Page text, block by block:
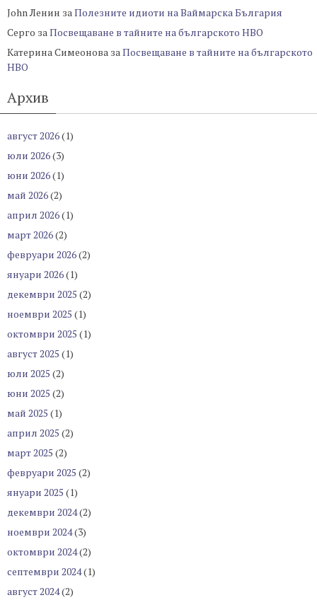
John Ленин за Полезните идиоти на Ваймарска България
Серго за Посвещаване в тайните на българското НВО
Катерина Симеонова за Посвещаване в тайните на българското
НВО
Архив
август 2026(1)
юли 2026(3)
юни 2026(1)
май 2026(2)
април 2026(1)
март 2026(2)
февруари 2026(2)
януари 2026(1)
декември 2025 (2)
ноември 2025 (1)
октомври 2025 (1)
август 2025 (1)
юли 2025 (2)
юни 2025 (2)
май 2025 (1)
април 2025 (2)
март 2025 (2)
февруари 2025 (2)
януари 2025 (1)
декември 2024(2)
ноември 2024(3)
октомври 2024(2)
септември 2024(1)
август 2024(2)